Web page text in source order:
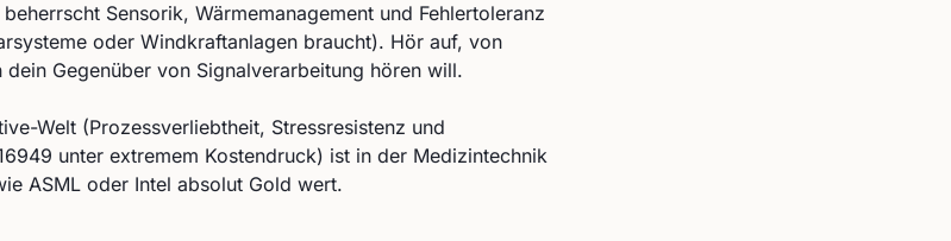
Sensorik, Wärmemanagement und Fehlertoleranz
oder Windkraftanlagen braucht). Hör auf, von
Gegenüber von Signalverarbeitung hören will.
Welt (Prozessverliebtheit, Stressresistenz und
unter extremem Kostendruck) ist in der Medizintechnik
ASML oder Intel absolut Gold wert.